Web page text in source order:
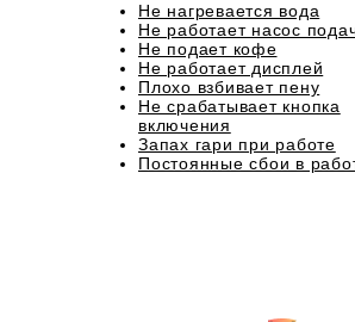
Не нагревается вода
Не работает насос
Не подает кофе
Не работает дисплей
Плохо взбивает пену
Не срабатывает кнопка
включения
Запах гари при работе
Постоянные сбои в